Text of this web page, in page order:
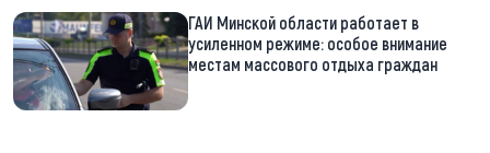
ГАИ Минской области работает в
усиленном режиме: особое внимание
местам массового отдыха граждан